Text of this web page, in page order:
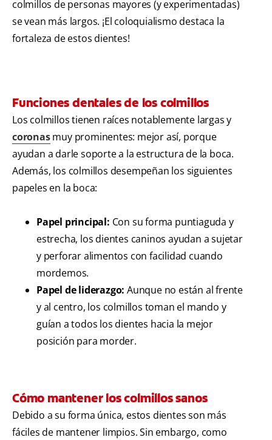
colmillos de personas mayores (y experimentadas)
se vean más largos. ¡El coloquialismo destaca la
fortaleza de estos dientes!
Funciones dentales de los colmillos
Los colmillos tienen raíces notablemente largas y
coronasmuy prominentes: mejor así, porque
ayudan a darle soporte a la estructura de la boca.
Además, los colmillos desempeñan los siguientes
papeles en la boca:
Papel principal: Con su forma puntiaguda y
estrecha, los dientes caninos ayudan a sujetar
y perforar alimentos con facilidad cuando
mordemos.
Papel de liderazgo: Aunque no están al frente
y al centro, los colmillos toman el mando y
guían a todos los dientes hacia la mejor
posición para morder.
Cómo mantener los colmillos sanos
Debido a su forma única, estos dientes son más
fáciles de mantener limpios. Sin embargo, como